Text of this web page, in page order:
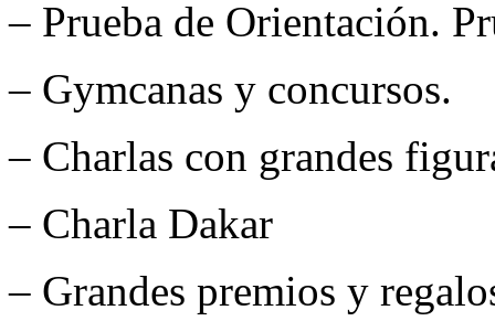
– Prueba de Orientación.
– Gymcanas y concursos.
– Charlas con grandes
– Charla Dakar
– Grandes premios y